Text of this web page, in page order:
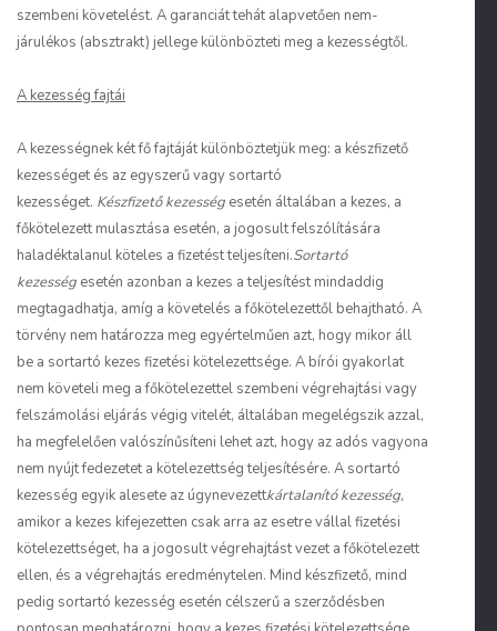
szembeni követelést. A garanciát tehát alapvetően nem-
járulékos (absztrakt) jellege különbözteti meg a kezességtől.
A kezesség fajtái
A kezességnek két fő fajtáját különböztetjük meg: a készfizető
kezességet és az egyszerű vagy sortartó
kezességet. Készfizető kezesség esetén általában a kezes, a
főkötelezett mulasztása esetén, a jogosult felszólítására
haladéktalanul köteles a fizetést teljesíteni.Sortartó
kezesség esetén azonban a kezes a teljesítést mindaddig
megtagadhatja, amíg a követelés a főkötelezettől behajtható. A
törvény nem határozza meg egyértelműen azt, hogy mikor áll
be a sortartó kezes fizetési kötelezettsége. A bírói gyakorlat
nem követeli meg a főkötelezettel szembeni végrehajtási vagy
felszámolási eljárás végig vitelét, általában megelégszik azzal,
ha megfelelően valószínűsíteni lehet azt, hogy az adós vagyona
nem nyújt fedezetet a kötelezettség teljesítésére. A sortartó
kezesség egyik alesete az úgynevezettkártalanító kezesség,
amikor a kezes kifejezetten csak arra az esetre vállal fizetési
kötelezettséget, ha a jogosult végrehajtást vezet a főkötelezett
ellen, és a végrehajtás eredménytelen. Mind készfizető, mind
pedig sortartó kezesség esetén célszerű a szerződésben